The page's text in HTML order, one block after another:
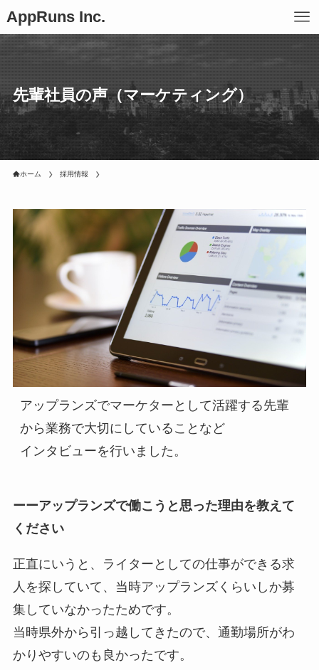
AppRuns Inc.
先輩社員の声（マーケティング）
ホーム 採用情報
アップランズでマーケターとして活躍する先輩
から業務で大切にしていることなど
インタビューを行いました。
ーーアップランズで働こうと思った理由を教えて
ください
正直にいうと、ライターとしての仕事ができる求
人を探していて、当時アップランズくらいしか募
集していなかったためです。
当時県外から引っ越してきたので、通勤場所がわ
かりやすいのも良かったです。